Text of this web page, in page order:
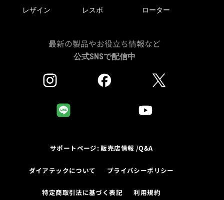
レザイン レスポ ローター
最新の製品やお役立ち情報など
公式SNSで配信中
サポートページ: 販売店情報 /Q&A
ダイアテックについて プライバシーポリシー
特定商取引法に基づく表記 利用規約